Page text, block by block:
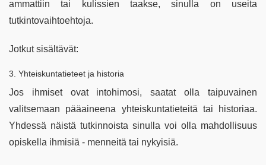
ammattiin tai kulissien taakse, sinulla on useita
tutkintovaihtoehtoja.
Jotkut sisältävät:
3. Yhteiskuntatieteet ja historia
Jos ihmiset ovat intohimosi, saatat olla taipuvainen
valitsemaan pääaineena yhteiskuntatieteitä tai historiaa.
Yhdessä näistä tutkinnoista sinulla voi olla mahdollisuus
opiskella ihmisiä - menneitä tai nykyisiä.